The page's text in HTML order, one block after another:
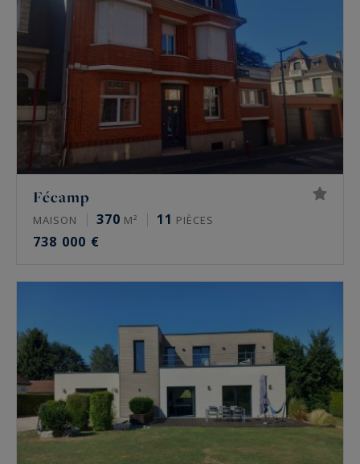
Fécamp
MAISON 370 M² 11 PIÈCES
738 000 €